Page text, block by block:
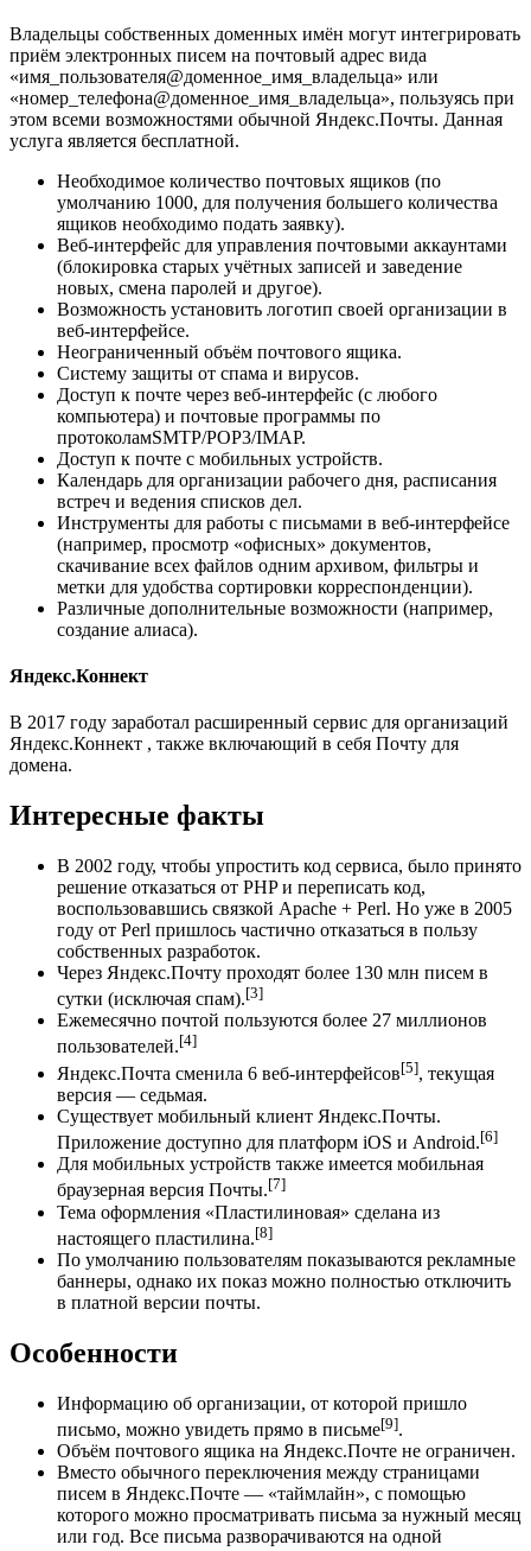
Владельцы собственных доменных имён могут интегрировать
приём электронных писем на почтовый адрес вида
«имя_пользователя@доменное_имя_владельца» или
«номер_телефона@доменное_имя_владельца», пользуясь при
этом всеми возможностями обычной Яндекс.Почты. Данная
услуга является бесплатной.
Необходимое количество почтовых ящиков (по
умолчанию 1000, для получения большего количества
ящиков необходимо подать заявку).
Веб-интерфейс для управления почтовыми аккаунтами
(блокировка старых учётных записей и заведение
новых, смена паролей и другое).
Возможность установить логотип своей организации в
веб-интерфейсе.
Неограниченный объём почтового ящика.
Систему защиты от спама и вирусов.
Доступ к почте через веб-интерфейс (с любого
компьютера) и почтовые программы по
протоколамSMTP/POP3/IMAP.
Доступ к почте с мобильных устройств.
Календарь для организации рабочего дня, расписания
встреч и ведения списков дел.
Инструменты для работы с письмами в веб-интерфейсе
(например, просмотр «офисных» документов,
скачивание всех файлов одним архивом, фильтры и
метки для удобства сортировки корреспонденции).
Различные дополнительные возможности (например,
создание алиаса).
Яндекс.Коннект
В 2017 году заработал расширенный сервис для организаций
Яндекс.Коннект , также включающий в себя Почту для
домена.
Интересные факты
В 2002 году, чтобы упростить код сервиса, было принято
решение отказаться от PHP и переписать код,
воспользовавшись связкой Apache + Perl. Но уже в 2005
году от Perl пришлось частично отказаться в пользу
собственных разработок.
Через Яндекс.Почту проходят более 130 млн писем в
сутки (исключая спам).[3]
Ежемесячно почтой пользуются более 27 миллионов
пользователей.[4]
Яндекс.Почта сменила 6 веб-интерфейсов[5], текущая
версия — седьмая.
Существует мобильный клиент Яндекс.Почты.
Приложение доступно для платформ iOS и Android.[6]
Для мобильных устройств также имеется мобильная
браузерная версия Почты.[7]
Тема оформления «Пластилиновая» сделана из
настоящего пластилина.[8]
По умолчанию пользователям показываются рекламные
баннеры, однако их показ можно полностью отключить
в платной версии почты.
Особенности
Информацию об организации, от которой пришло
письмо, можно увидеть прямо в письме[9].
Объём почтового ящика на Яндекс.Почте не ограничен.
Вместо обычного переключения между страницами
писем в Яндекс.Почте — «таймлайн», с помощью
которого можно просматривать письма за нужный месяц
или год. Все письма разворачиваются на одной